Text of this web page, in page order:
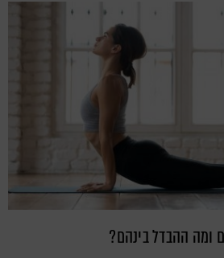
ומה ההבדל בינהם?